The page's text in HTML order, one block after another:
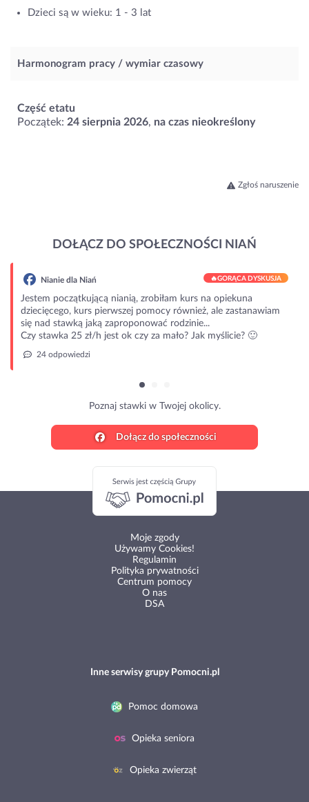
Dzieci są w wieku: 1 - 3 lat
Harmonogram pracy / wymiar czasowy
Część etatu
Początek: 24 sierpnia 2026, na czas nieokreślony
Zgłoś naruszenie
DOŁĄCZ DO SPOŁECZNOŚCI NIAŃ
Nianie dla Niań 🔥GORĄCA DYSKUSJA
Jestem początkującą nianią, zrobiłam kurs na opiekuna
dziecięcego, kurs pierwszej pomocy również, ale zastanawiam
się nad stawką jaką zaproponować rodzinie...
Czy stawka 25 zł/h jest ok czy za mało? Jak myślicie? 🙂
24 odpowiedzi
Poznaj stawki w Twojej okolicy.
Dołącz do społeczności
Moje zgody
Używamy Cookies!
Regulamin
Polityka prywatności
Centrum pomocy
O nas
DSA
Inne serwisy grupy Pomocni.pl
Pomoc domowa
Opieka seniora
Opieka zwierząt